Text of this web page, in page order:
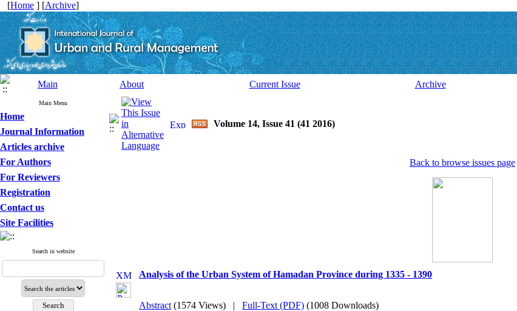
[Home ] [Archive]
Main About Current Issue Archive
Main Menu
Home
Journal Information
Articles archive
For Authors
For Reviewers
Registration
Contact us
Site Facilities
Search in website
Volume 14, Issue 41 (41 2016)
Back to browse issues page
Analysis of the Urban System of Hamadan Province during 1335 - 1390
Abstract (1574 Views) | Full-Text (PDF) (1008 Downloads)